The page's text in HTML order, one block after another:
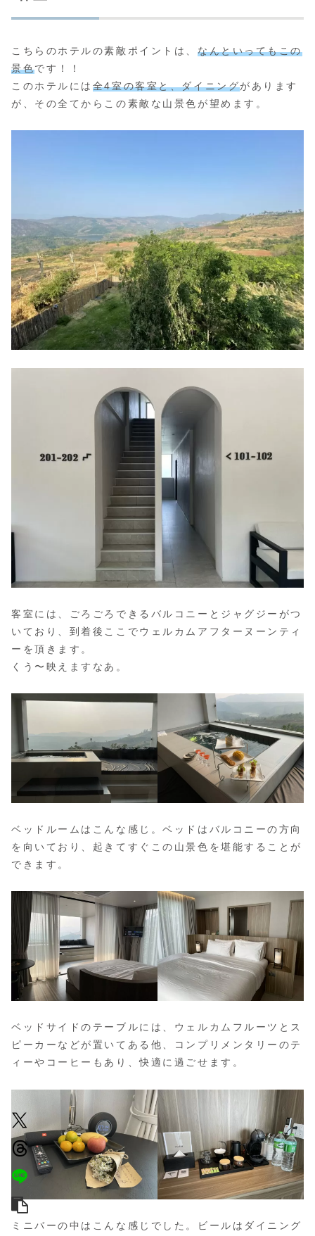
こちらのホテルの素敵ポイントは、 なんといってもこの
景色です！！
このホテルには 全4室の客室と、ダイニングがあります
が、その全てからこの素敵な山景色が望めます。
客室には、ごろごろできるバルコニーとジャグジーがつ
いており、到着後ここでウェルカムアフターヌーンティ
ーを頂きます。
くう〜映えますなあ。
ベッドルームはこんな感じ。ベッドはバルコニーの方向
を向いており、起きてすぐこの山景色を堪能することが
できます。
ベッドサイドのテーブルには、ウェルカムフルーツとス
ピーカーなどが置いてある他、コンプリメンタリーのテ
ィーやコーヒーもあり、快適に過ごせます。
ミニバーの中はこんな感じでした。ビールはダイニング